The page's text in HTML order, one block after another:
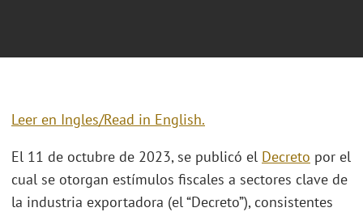
Leer en Ingles/Read in English.
El 11 de octubre de 2023, se publicó el Decreto por el
cual se otorgan estímulos fiscales a sectores clave de
la industria exportadora (el “Decreto”), consistentes